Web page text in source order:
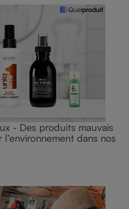
- Des produits mauvais
dans nos